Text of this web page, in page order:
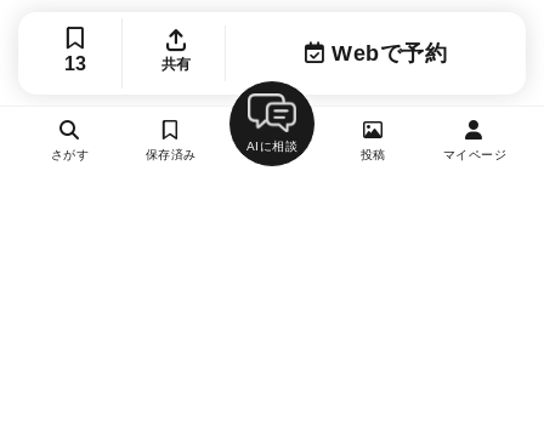
13 共有 Webで予約
さがす 保存済み
AIに相談
投稿 マイページ